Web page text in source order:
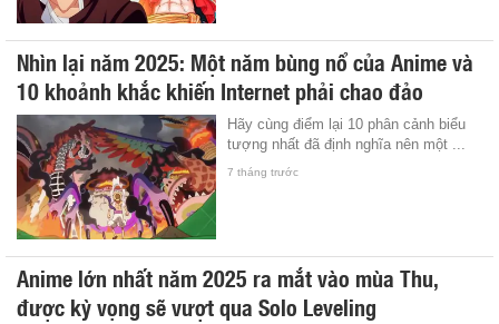
Nhìn lại năm 2025: Một năm bùng nổ của Anime và
10 khoảnh khắc khiến Internet phải chao đảo
Hãy cùng điểm lại 10 phân cảnh biểu
tượng nhất đã định nghĩa nên một ...
7 tháng trước
Anime lớn nhất năm 2025 ra mắt vào mùa Thu,
được kỳ vọng sẽ vượt qua Solo Leveling